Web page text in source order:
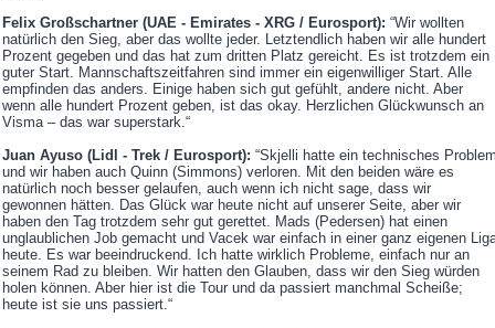
Felix Großschartner (UAE - Emirates - XRG / Eurosport): “Wir wollten
natürlich den Sieg, aber das wollte jeder. Letztendlich haben wir alle hundert
Prozent gegeben und das hat zum dritten Platz gereicht. Es ist trotzdem ein
guter Start. Mannschaftszeitfahren sind immer ein eigenwilliger Start. Alle
empfinden das anders. Einige haben sich gut gefühlt, andere nicht. Aber
wenn alle hundert Prozent geben, ist das okay. Herzlichen Glückwunsch an
Visma – das war superstark.“
Juan Ayuso (Lidl - Trek / Eurosport): “Skjelli hatte ein technisches
und wir haben auch Quinn (Simmons) verloren. Mit den beiden wäre es
natürlich noch besser gelaufen, auch wenn ich nicht sage, dass wir
gewonnen hätten. Das Glück war heute nicht auf unserer Seite, aber wir
haben den Tag trotzdem sehr gut gerettet. Mads (Pedersen) hat einen
unglaublichen Job gemacht und Vacek war einfach in einer ganz eigenen
heute. Es war beeindruckend. Ich hatte wirklich Probleme, einfach nur an
seinem Rad zu bleiben. Wir hatten den Glauben, dass wir den Sieg würden
holen können. Aber hier ist die Tour und da passiert manchmal Scheiße;
heute ist sie uns passiert.“